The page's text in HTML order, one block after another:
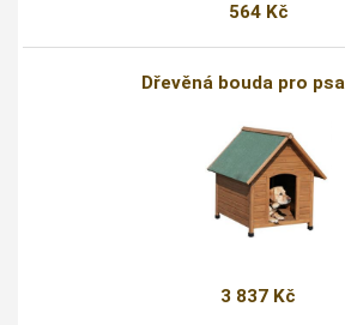
564 Kč
Dřevěná bouda pro
3 837 Kč